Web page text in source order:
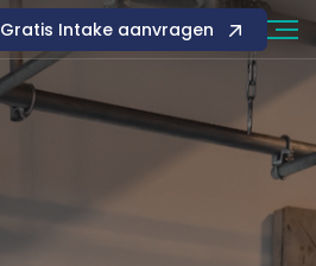
Gratis Intake aanvragen